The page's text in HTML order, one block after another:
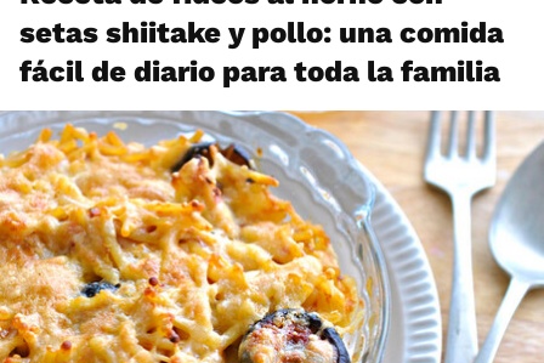
setas shiitake y pollo: una comida
fácil de diario para toda la familia